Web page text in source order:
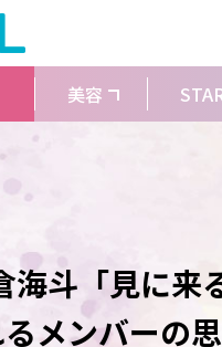
美容
斗「見に来
メンバーの